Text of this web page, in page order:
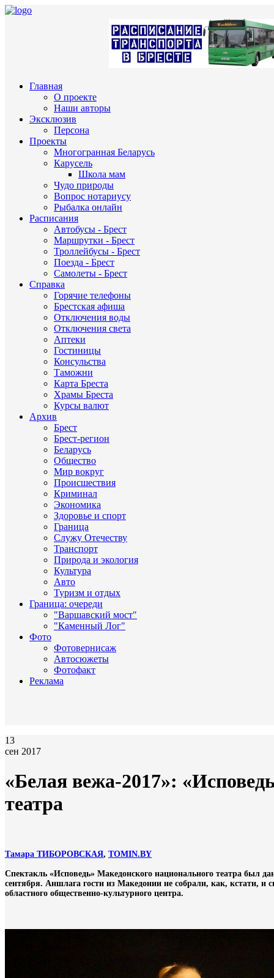
Главная
О проекте
Наши авторы
Эксклюзив
Персона
Проекты
Многогранная Беларусь
Карусель
Школа мам
Чудо природы
Вопрос нотариусу
Рыбалка онлайн
Расписания
Автобусы - Брест
Маршрутки - Брест
Троллейбусы - Брест
Поезда - Брест
Самолеты - Брест
Справка
Горячие телефоны
Брестская афиша
Отключения воды
Отключения света
Аптеки
Гостиницы
Консульства
Таможни
Карта Бреста
Храмы Бреста
Курсы валют
Архив
Брест
Брест-регион
Беларусь
Общество
Мир вокруг
Происшествия
Криминал
Экономика
Здоровье и спорт
Граница
Служу Отечеству
Транспорт
Природа и экология
Культура
Авто
Туризм и отдых
Граница: очереди
"Варшавский мост"
"Каменный Лог"
Фото
Фотовернисаж
Автосюжеты
Фотофакт
Реклама
13
сен 2017
«Белая вежа-2017»:
театра
Тамара ТИБОРОВСКАЯ, TOMIN.BY
Спектакль «Исповедь» Македонского национального театра был
сентября. Аншлага гости из Македонии не собрали, как, кстати,
областного общественно-культурного центра.